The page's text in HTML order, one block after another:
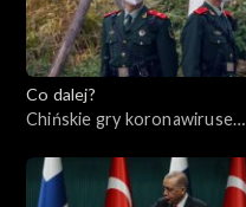
Co dalej?
Chińskie gry koronawirusem,